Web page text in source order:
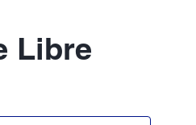
Libre